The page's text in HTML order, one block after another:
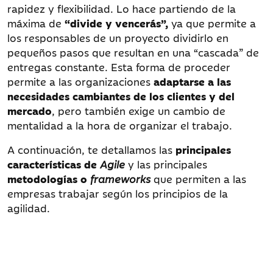
rapidez y flexibilidad. Lo hace partiendo de la
máxima de “divide y vencerás”, ya que permite a
los responsables de un proyecto dividirlo en
pequeños pasos que resultan en una “cascada” de
entregas constante. Esta forma de proceder
permite a las organizaciones adaptarse a las
necesidades cambiantes de los clientes y del
mercado, pero también exige un cambio de
mentalidad a la hora de organizar el trabajo.
A continuación, te detallamos las principales
características deAgile y las principales
metodologías o frameworksque permiten a las
empresas trabajar según los principios de la
agilidad.